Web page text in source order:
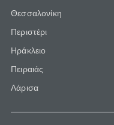
Θεσσαλονίκη
Περιστέρι
Ηράκλειο
Πειραιάς
Λάρισα